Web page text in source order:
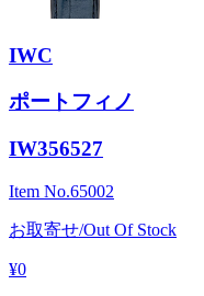
IWC
ポートフィノ
IW356527
Item No.65002
お取寄せ/Out Of Stock
¥0